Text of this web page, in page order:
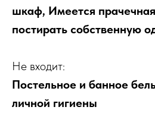
шкаф, Имеется
постирать собственную
Не входит:
Постельное и банное
личной гигиены